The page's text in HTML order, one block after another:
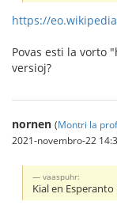
https://
Povas esti la vorto
versioj?
nornen (Montri la
2021-novembro-22
vaaspuhr:
Kial en